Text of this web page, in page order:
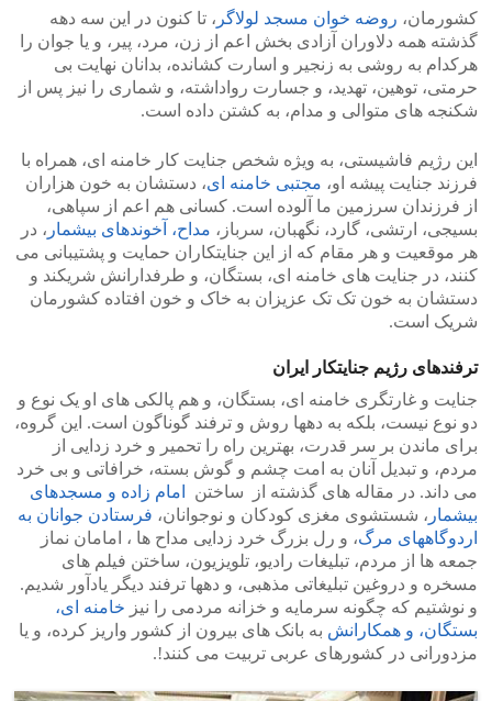
کشورمان، روضه خوان مسجد لولاگر ، تا کنون در این سه دهه
گذشته همه دلاوران آزادی بخش اعم از زن، مرد، پیر، و یا جوان را
هرکدام به روشی به زنجیر و اسارت کشانده، بدانان نهایت بی
حرمتی، توهین، تهدید، و جسارت رواداشته، و شماری را نیز پس از
شکنجه های متوالی و مدام، به کشتن داده است.
این رژیم فاشیستی، به ویژه شخص جنایت کار خامنه ای، همراه با
فرزند جنایت پیشه او، مجتبی خامنه ای، دستشان به خون هزاران
از فرزندان سرزمین ما آلوده است. کسانی هم اعم از سپاهی،
بسیجی، ارتشی، گارد، نگهبان، سرباز، مداح، آخوندهای بیشمار ، در
هر موقعیت و هر مقام که از این جنایتکاران حمایت و پشتیبانی می
کنند، در جنایت های خامنه ای، بستگان، و طرفدارانش شریکند و
دستشان به خون تک تک عزیزان به خاک و خون افتاده کشورمان
شریک است.
ترفندهای رژیم جنایتکار ایران
جنایت و غارتگری خامنه ای، بستگان، و هم پالکی های او یک نوع و
دو نوع نیست، بلکه به دهها روش و ترفند گوناگون است. این گروه،
برای ماندن بر سر قدرت، بهترین راه را تحمیر و خرد زدایی از
مردم، و تبدیل آنان به امت چشم و گوش بسته، خرافاتی و بی خرد
می داند. در مقاله های گذشته از ساختن
امام زاده و مسجدهای
بیشمار ، شستشوی مغزی کودکان و نوجوانان، فرستادن جوانان به
اردوگاههای مرگ، و رل بزرگ خرد زدایی مداح ها ، امامان نماز
جمعه ها از مردم، تبلیغات رادیو، تلویزیون، ساختن فیلم های
مسخره و دروغین تبلیغاتی مذهبی، و دهها ترفند دیگر یادآور شدیم.
و نوشتیم که چگونه سرمایه و خزانه مردمی را نیز خامنه ای،
بستگان، و همکارانش به بانک های بیرون از کشور واریز کرده، و یا
مزدورانی در کشورهای عربی تربیت می کنند!.